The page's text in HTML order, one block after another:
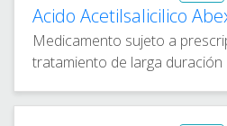
Acido Acetilsalicilico
Medicamento sujeto a
tratamiento de larga duración